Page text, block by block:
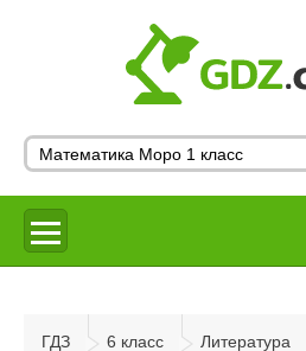
ГДЗ 6 класс Литература